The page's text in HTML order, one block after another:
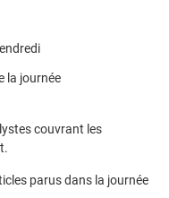
la journée
couvrant les
parus dans la journée